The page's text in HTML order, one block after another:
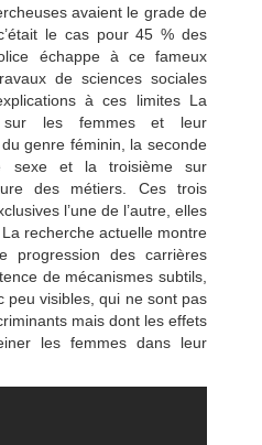
avaient le grade de
le cas pour 45 % des
échappe à ce fameux
de sciences sociales
à ces limites La
sur les femmes et leur
genre féminin, la seconde
sexe et la troisième sur
des métiers. Ces trois
l’une de l’autre, elles
recherche actuelle montre
progression des carrières
de mécanismes subtils,
peu visibles, qui ne sont pas
mais dont les effets
les femmes dans leur